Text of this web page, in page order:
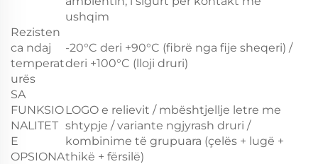
ushqim
Rezisten
ca ndaj
temperat
urës
-20°C deri +90°C (fibrë nga fije sheqeri) /
deri +100°C (lloji druri)
SA
FUNKSIO
NALITET
E
OPSIONA
LOGO e relievit / mbështjellje letre me
shtypje / variante ngjyrash druri /
kombinime të grupuara (çelës + lugë +
thikë + fërsilë)